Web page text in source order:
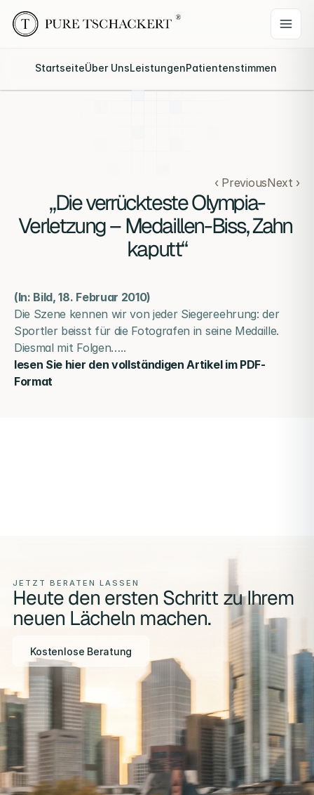
StartseiteÜber UnsLeistungenPatientenstimmen
‹ PreviousNext ›
„Die verrückteste Olympia-
Verletzung – Medaillen-Biss, Zahn
kaputt“
(In: Bild, 18. Februar 2010)
Die Szene kennen wir von jeder Siegereehrung: der
Sportler beisst für die Fotografen in seine Medaille.
Diesmal mit Folgen…..
lesen Sie hier den vollständigen Artikel im PDF-
Format
JETZT BERATEN LASSEN
Heute den ersten Schritt zu Ihrem
neuen Lächeln machen.
Kostenlose Beratung